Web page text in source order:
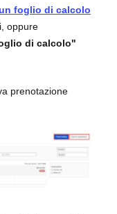
foglio di calcolo
oppure
di calcolo"
prenotazione